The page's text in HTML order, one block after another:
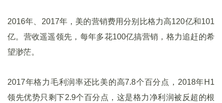
2016年、2017年，美的营销费用分别比格力高120亿和101
亿。营收遥遥领先，每年多花100亿搞营销，格力追赶的希
望渺茫。
2017年格力毛利润率还比美的高7.8个百分点，2018年H1
领先优势只剩下2.9个百分点，这是格力净利润被反超的根